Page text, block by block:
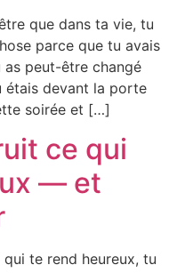
que dans ta vie, tu
parce que tu avais
as peut-être changé
étais devant la porte
soirée et […]
ce qui
— et
te rend heureux, tu